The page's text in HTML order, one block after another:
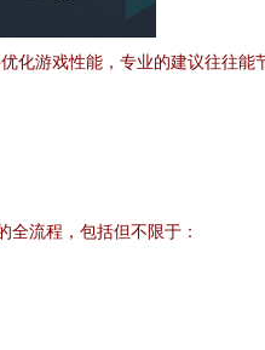
游戏性能，专业的建议往往
流程，包括但不限于：